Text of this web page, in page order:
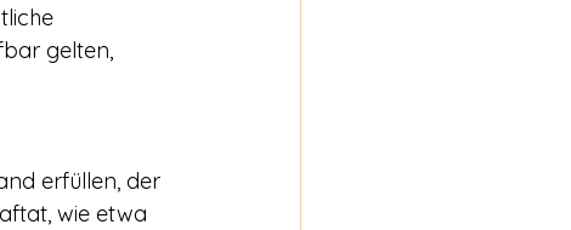
gelten,
erfüllen, der
wie etwa